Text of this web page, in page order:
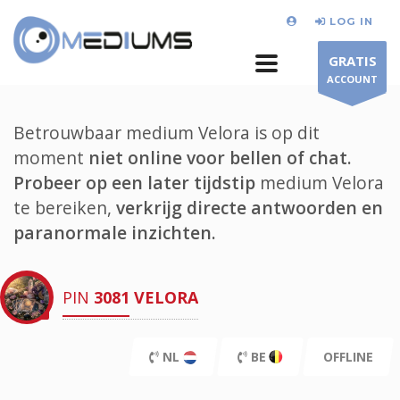
LOG IN
GRATIS
ACCOUNT
Betrouwbaar medium Velora is op dit
moment niet online voor bellen of chat.
Probeer op een later tijdstip medium Velora
te bereiken, verkrijg directe antwoorden en
paranormale inzichten.
PIN 3081 VELORA
NL BE OFFLINE